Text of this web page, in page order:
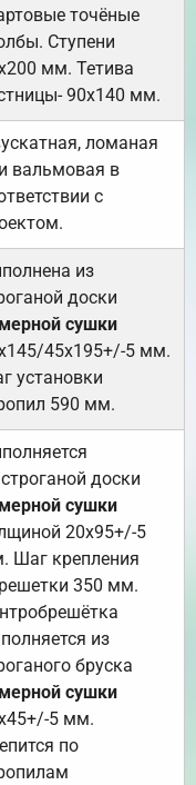
точёные
Ступени
мм. Тетива
90х140 мм.
ломаная
вальмовая в
с
из
доски
сушки
45х195+/-5 мм.
установки
590 мм.
доски
сушки
20х95+/-5
Шаг крепления
350 мм.
из
бруска
сушки
5 мм.
по